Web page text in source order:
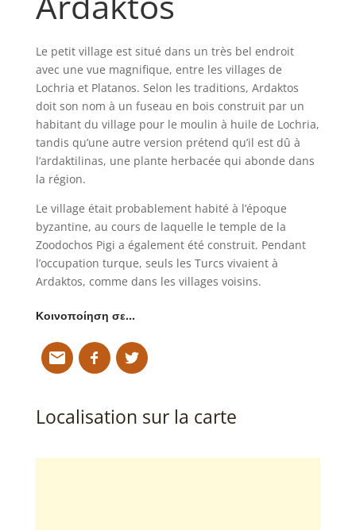
Le petit village est situé dans un très bel endroit
avec une vue magnifique, entre les villages de
Lochria et Platanos. Selon les traditions, Ardaktos
doit son nom à un fuseau en bois construit par un
habitant du village pour le moulin à huile de Lochria,
tandis qu’une autre version prétend qu’il est dû à
l’ardaktilinas, une plante herbacée qui abonde dans
la région.
Le village était probablement habité à l’époque
byzantine, au cours de laquelle le temple de la
Zoodochos Pigi a également été construit. Pendant
l’occupation turque, seuls les Turcs vivaient à
Ardaktos, comme dans les villages voisins.
Κοινοποίηση σε…
Localisation sur la carte